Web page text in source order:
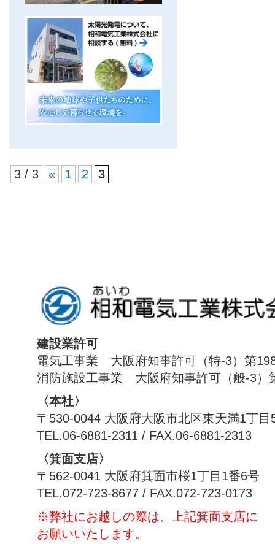
3 / 3 « 1 2 3
建設業許可
電気工事業 大阪府知事許可（特-3）第
消防施設工事業 大阪府知事許可（般-3）
〈本社〉
〒530-0044 大阪府大阪市北区東天満1丁目
TEL.06-6881-2311 / FAX.06-6881-2313
〈箕面支店〉
〒562-0041 大阪府箕面市桜1丁目1番6号
TEL.072-723-8677 / FAX.072-723-0173
※弊社にお越しの際は、上記箕面支店に
お願いいたします。